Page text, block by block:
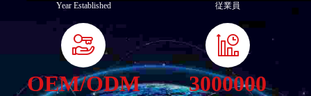
Year Established 従業員
OEM/ODM 3000000